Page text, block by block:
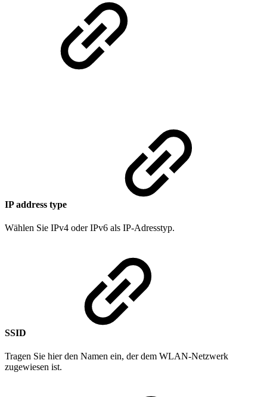
IP address type
Wählen Sie IPv4 oder IPv6 als IP-Adresstyp.
SSID
Tragen Sie hier den Namen ein, der dem WLAN-Netzwerk
zugewiesen ist.